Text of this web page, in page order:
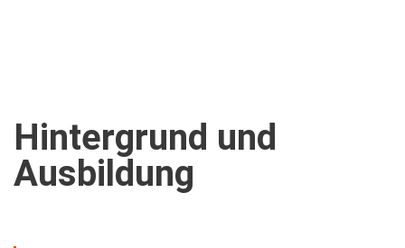
Hintergrund und
Ausbildung